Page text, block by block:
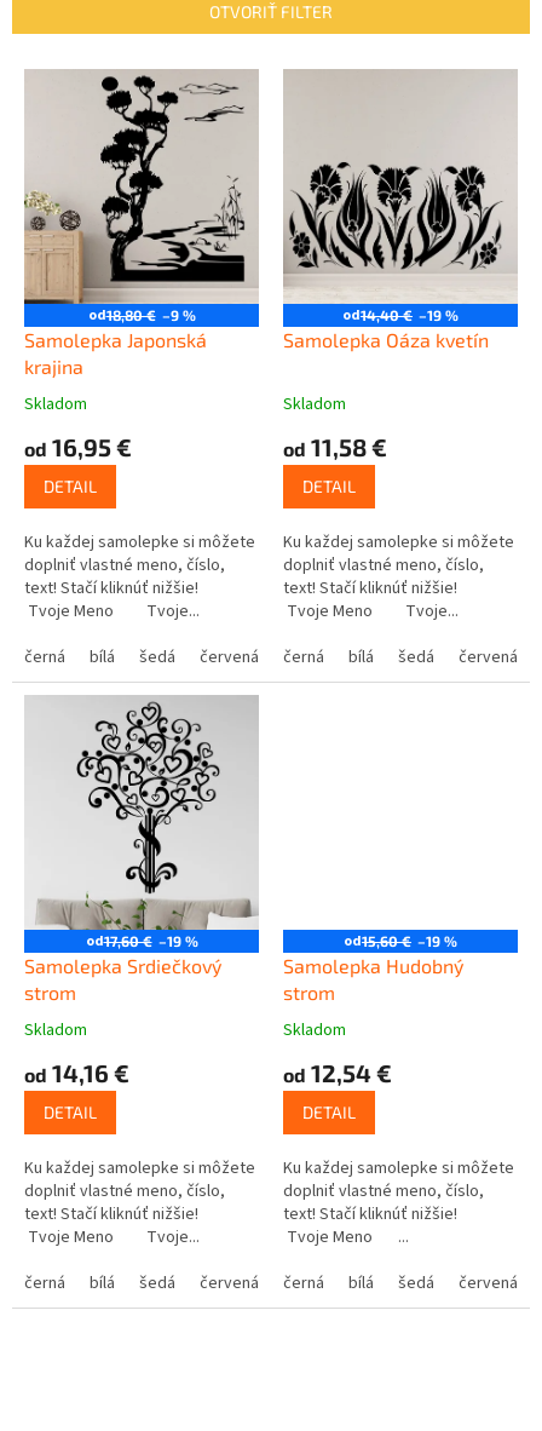
i
OTVORIŤ FILTER
V
p
od18,80 € –9 %
Samolepka Japonská
krajina
Skladom
od 16,95 €
DETAIL
Ku každej samolepke si môžete
doplniť vlastné meno, číslo,
text! Stačí kliknúť nižšie!
Tvoje Meno Tvoje...
černá
bílá šedá červená modrá žlutá zelená růžová
od14,40 € –19 %
Samolepka Oáza kvetín
Skladom
od 11,58 €
DETAIL
Ku každej samolepke si môžete
doplniť vlastné meno, číslo,
text! Stačí kliknúť nižšie!
Tvoje Meno Tvoje...
černá
bílá šedá červená
od17,60 € –19 %
Samolepka Srdiečkový
strom
Skladom
od 14,16 €
DETAIL
Ku každej samolepke si môžete
doplniť vlastné meno, číslo,
text! Stačí kliknúť nižšie!
Tvoje Meno Tvoje...
černá
bílá šedá červená modrá žlutá zelená růžová
od15,60 € –19 %
Samolepka Hudobný
strom
Skladom
od 12,54 €
DETAIL
Ku každej samolepke si môžete
doplniť vlastné meno, číslo,
text! Stačí kliknúť nižšie!
Tvoje Meno ...
černá
bílá šedá červená